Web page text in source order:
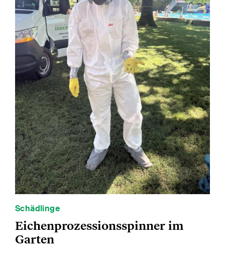
Schädlinge
Eichenprozessionsspinner im
Garten